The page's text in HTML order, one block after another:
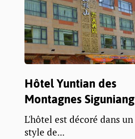
Hôtel Yuntian des
Montagnes Siguniang
L'hôtel est décoré dans un
style de...